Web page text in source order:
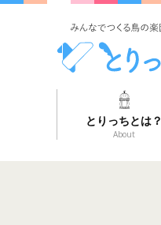
とりっちとは？
About